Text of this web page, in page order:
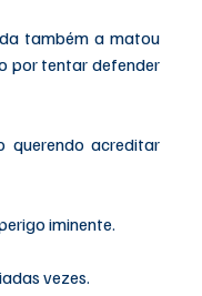
também a matou
por tentar defender
querendo acreditar
iminente.
vezes.